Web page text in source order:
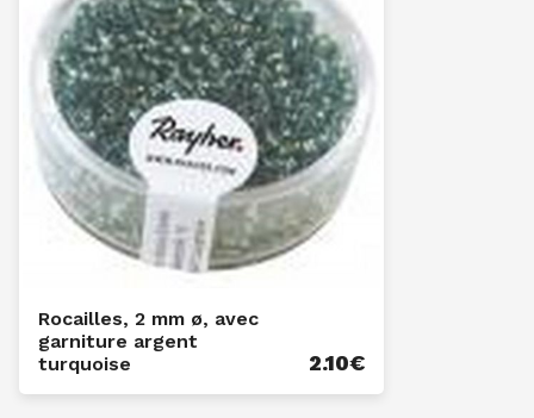
Rocailles, 2 mm ø, avec
garniture argent
turquoise
2.10€